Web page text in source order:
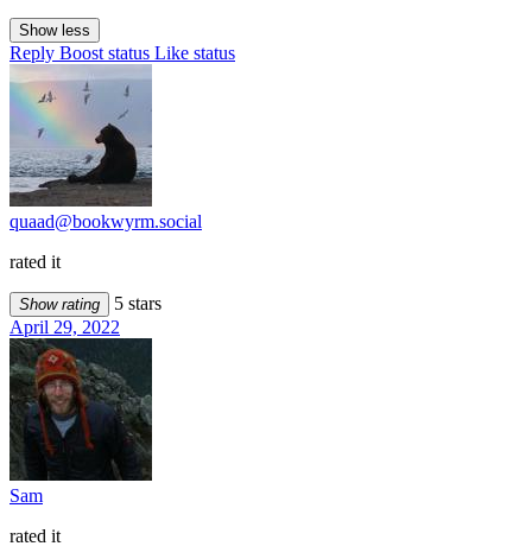
Show less
Reply Boost status Like status
quaad@bookwyrm.social
rated it
Show rating
5 stars
April 29, 2022
Sam
rated it